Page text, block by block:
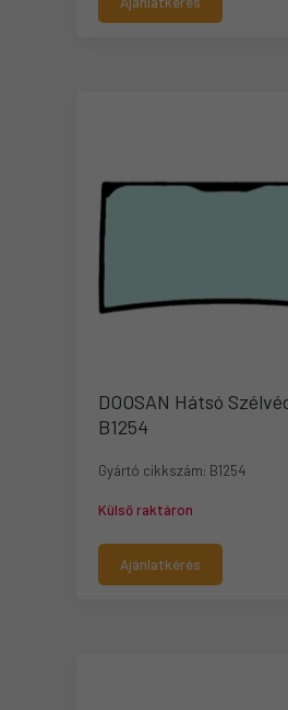
DOOSAN Hátsó
B1254
Gyártó cikkszám: B1254
Külső raktáron
Ajánlatkérés